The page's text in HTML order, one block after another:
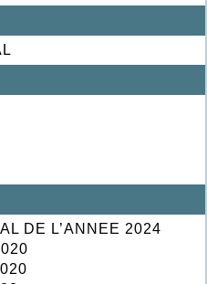
DE L’ANNEE 2024